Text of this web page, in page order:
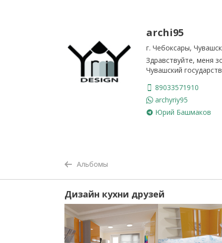
archi95
г. Чебоксары,
Здравствуйте, меня
Чувашский
89033571910
archyriy95
Юрий Башмаков
Альбомы
Дизайн кухни друзей